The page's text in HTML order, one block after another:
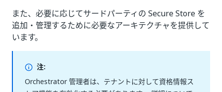
また、必要に応じてサードパーティの Secure Store を
追加・管理するために必要なアーキテクチャを提供して
います。
注:
Orchestrator 管理者は、テナントに対して資格情報ス